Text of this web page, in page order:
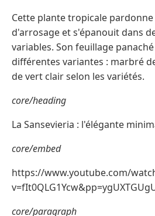
Cette plante tropicale
d'arrosage et s'épanouit dans
variables. Son feuillage
différentes variantes : marbré
de vert clair selon les variétés.
core/heading
La Sansevieria : l'élégante
core/embed
https://www.youtube.com/
core/paragraph